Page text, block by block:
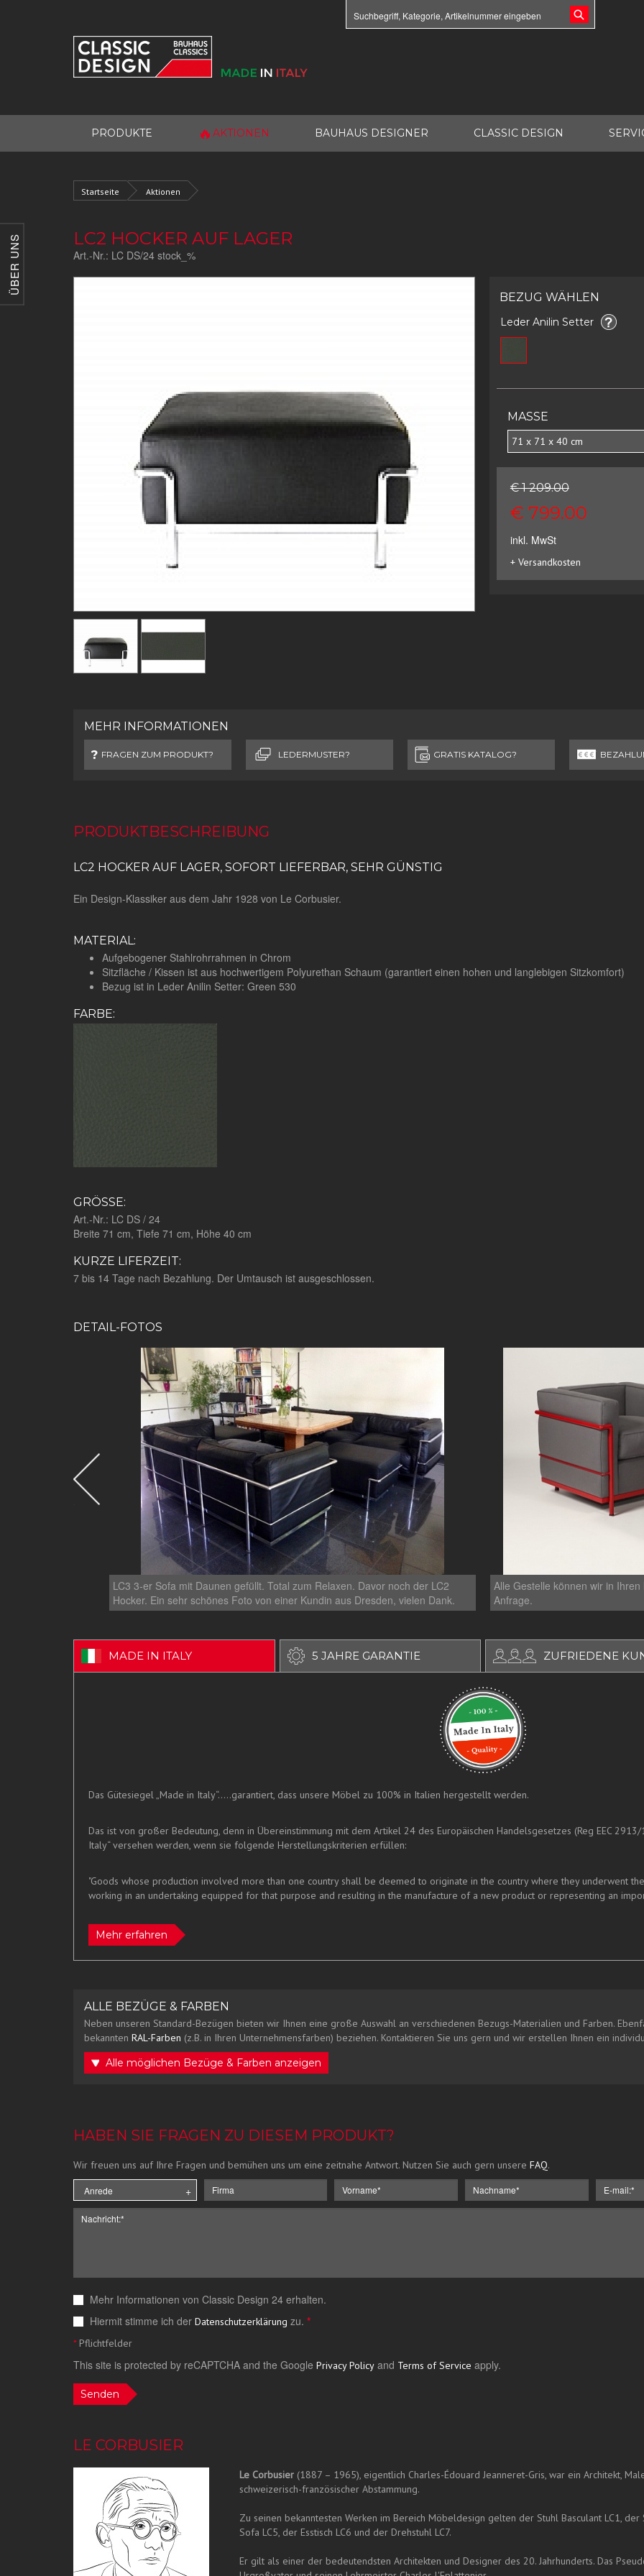
ÜBER UNS
PRODUKTE 🔥 AKTIONEN BAUHAUS DESIGNER CLASSIC DESIGN
Startseite Aktionen
LC2 HOCKER AUF LAGER
Art.-Nr.: LC DS/24 stock_%
BEZUG WÄHLEN
Leder Anilin Setter
MASSE
71 x 71 x 40 cm
€ 1 209.00
€ 799.00
inkl. MwSt
+ Versandkosten
MEHR INFORMATIONEN
FRAGEN ZUM PRODUKT? LEDERMUSTER? GRATIS KATALOG?
PRODUKTBESCHREIBUNG
LC2 HOCKER AUF LAGER, SOFORT LIEFERBAR, SEHR GÜNSTIG
Ein Design-Klassiker aus dem Jahr 1928 von Le Corbusier.
MATERIAL:
Aufgebogener Stahlrohrrahmen in Chrom
Sitzfläche / Kissen ist aus hochwertigem Polyurethan Schaum (garantiert einen hohen und langlebigen Sitzkomfort)
Bezug ist in Leder Anilin Setter: Green 530
FARBE:
GRÖSSE:
Art.-Nr.: LC DS / 24
Breite 71 cm, Tiefe 71 cm, Höhe 40 cm
KURZE LIFERZEIT:
7 bis 14 Tage nach Bezahlung. Der Umtausch ist ausgeschlossen.
DETAIL-FOTOS
LC3 3-er Sofa mit Daunen gefüllt. Total zum Relaxen. Davor noch der LC2
Hocker. Ein sehr schönes Foto von einer Kundin aus Dresden, vielen Dank.
Alle Gestelle können wir in
Anfrage.
MADE IN ITALY 5 JAHRE GARANTIE ZUFRIEDENE
Das Gütesiegel „Made in Italy“.....garantiert, dass unsere Möbel zu 100% in Italien hergestellt werden.
Das ist von großer Bedeutung, denn in Übereinstimmung mit dem Artikel 24 des Europäischen Handelsgesetzes (Reg EEC
Italy“ versehen werden, wenn sie folgende Herstellungskriterien erfüllen:
"Goods whose production involved more than one country shall be deemed to originate in the country where they underwent
working in an undertaking equipped for that purpose and resulting in the manufacture of a new product or representing an
Mehr erfahren
ALLE BEZÜGE & FARBEN
Neben unseren Standard-Bezügen bieten wir Ihnen eine große Auswahl an verschiedenen Bezugs-Materialien und Farben.
bekannten RAL-Farben (z.B. in Ihren Unternehmensfarben) beziehen. Kontaktieren Sie uns gern und wir erstellen Ihnen ein
Alle möglichen Bezüge & Farben anzeigen
HABEN SIE FRAGEN ZU DIESEM PRODUKT?
Wir freuen uns auf Ihre Fragen und bemühen uns um eine zeitnahe Antwort. Nutzen Sie auch gern unsere FAQ.
Mehr Informationen von Classic Design 24 erhalten.
Hiermit stimme ich der Datenschutzerklärung zu. *
*Pflichtfelder
This site is protected by reCAPTCHA and the Google Privacy Policy and Terms of Service apply.
Senden
LE CORBUSIER
Le Corbusier(1887 – 1965), eigentlich Charles-Édouard Jeanneret-Gris, war ein Architekt,
schweizerisch-französischer Abstammung.
Zu seinen bekanntesten Werken im Bereich Möbeldesign gelten der Stuhl Basculant LC1, der
Sofa LC5, der Esstisch LC6 und der Drehstuhl LC7.
Er gilt als einer der bedeutendsten Architekten und Designer des 20. Jahrhunderts. Das